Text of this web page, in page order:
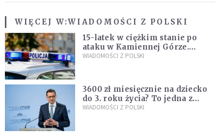
WIĘCEJ W:WIADOMOŚCI Z POLSKI
15-latek w ciężkim stanie po
ataku w Kamiennej Górze.
Policja zatrzymała dwóch
WIADOMOŚCI Z POLSKI
3600 zł miesięcznie na dziecko
do 3. roku życia? To jedna z
propozycji programu "Rozwój
WIADOMOŚCI Z POLSKI